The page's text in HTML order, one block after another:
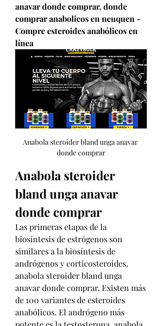
anavar donde comprar, donde
comprar anabolicos en neuquen -
Compre esteroides anabólicos en
línea
Anabola steroider bland unga anavar
donde comprar
Anabola steroider
bland unga anavar
donde comprar
Las primeras etapas de la
biosíntesis de estrógenos son
similares a la biosíntesis de
andrógenos y corticosteroides,
anabola steroider bland unga
anavar donde comprar. Existen más
de 100 variantes de esteroides
anabólicos. El andrógeno más